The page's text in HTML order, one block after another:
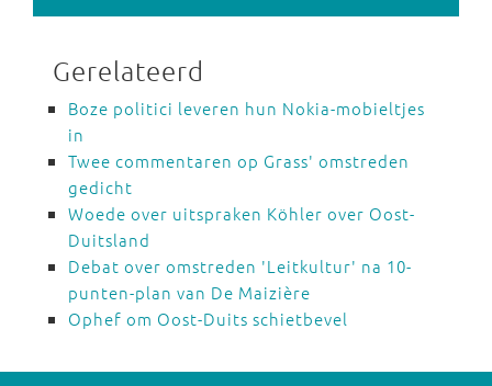
Gerelateerd
Boze politici leveren hun Nokia-mobieltjes
in
Twee commentaren op Grass' omstreden
gedicht
Woede over uitspraken Köhler over Oost-
Duitsland
Debat over omstreden 'Leitkultur' na 10-
punten-plan van De Maizière
Ophef om Oost-Duits schietbevel